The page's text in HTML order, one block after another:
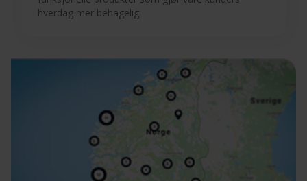
hverdag mer behagelig.